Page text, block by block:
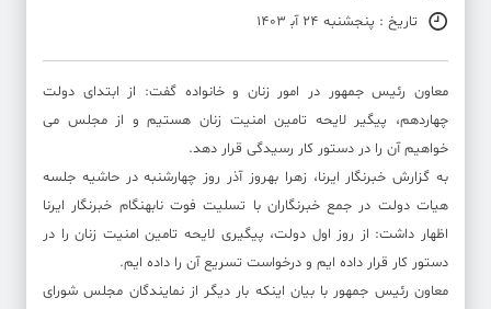
تاریخ : پنجشنبه 24 آب‍ 1403
معاون رئیس جمهور در امور زنان و خانواده گفت: از ابتدای دولت
چهاردهم، پیگیر لایحه تامین امنیت زنان هستیم و از مجلس می
خواهیم آن را در دستور کار رسیدگی قرار دهد.
به گزارش خبرنگار ایرنا، زهرا بهروز آذر روز چهارشنبه در حاشیه جلسه
هیات دولت در جمع خبرنگاران با تسلیت فوت نابهنگام خبرنگار ایرنا
اظهار داشت: از روز اول دولت، پیگیری لایحه تامین امنیت زنان را در
دستور کار قرار داده ایم و درخواست تسریع آن را داده ایم.
معاون رئیس جمهور با بیان اینکه بار دیگر از نمایندگان مجلس شورای